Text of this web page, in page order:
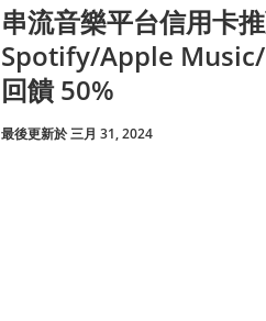
串流音樂平台信用卡
Spotify/Apple
回饋 50%
最後更新於 三月 31, 2024